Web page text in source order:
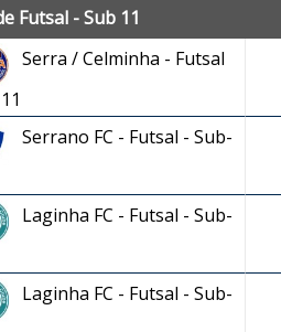
Futsal - Sub 11
Serra / Celminha - Futsal
Serrano FC - Futsal - Sub-
Laginha FC - Futsal - Sub-
Laginha FC - Futsal - Sub-